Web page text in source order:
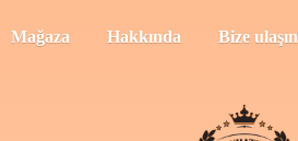
Mağaza Hakkında Bize ulaşın